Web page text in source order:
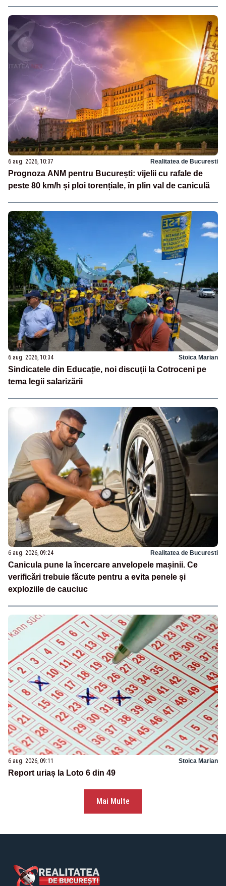
6 aug. 2026, 10:37 Realitatea de Bucuresti
Prognoza ANM pentru București: vijelii cu rafale de
peste 80 km/h și ploi torențiale, în plin val de caniculă
6 aug. 2026, 10:34 Stoica Marian
Sindicatele din Educație, noi discuții la Cotroceni pe
tema legii salarizării
6 aug. 2026, 09:24 Realitatea de Bucuresti
Canicula pune la încercare anvelopele mașinii. Ce
verificări trebuie făcute pentru a evita penele și
exploziile de cauciuc
6 aug. 2026, 09:11 Stoica Marian
Report uriaș la Loto 6 din 49
Mai Multe